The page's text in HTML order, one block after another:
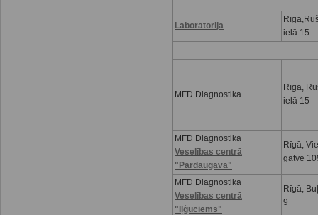
Laboratorija
ielā 15
MFD Diagnostika
Rīgā,
ielā 15
MFD Diagnostika
Veselības centrā
"Pārdaugava"
Rīgā,
gatvē
MFD Diagnostika
Veselības centrā
"Iļģuciems"
Rīgā,
9